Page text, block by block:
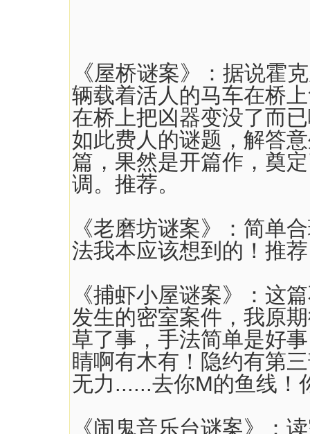
《屋桥谜案》：据说霍
辆载着活人的马车在桥
在桥上把凶器变没了而
如此费人的谜题，解答
篇，果然是开篇作，奠
调。推荐。
《老磨坊谜案》：简单
法我本应该想到的！推
《捕虾小屋谜案》：这
发生的密室案件，我原
草了事，手法简单是好
睛啊有木有！隐约有第
无力......去你M的鱼线！
《闹鬼音乐台谜案》：